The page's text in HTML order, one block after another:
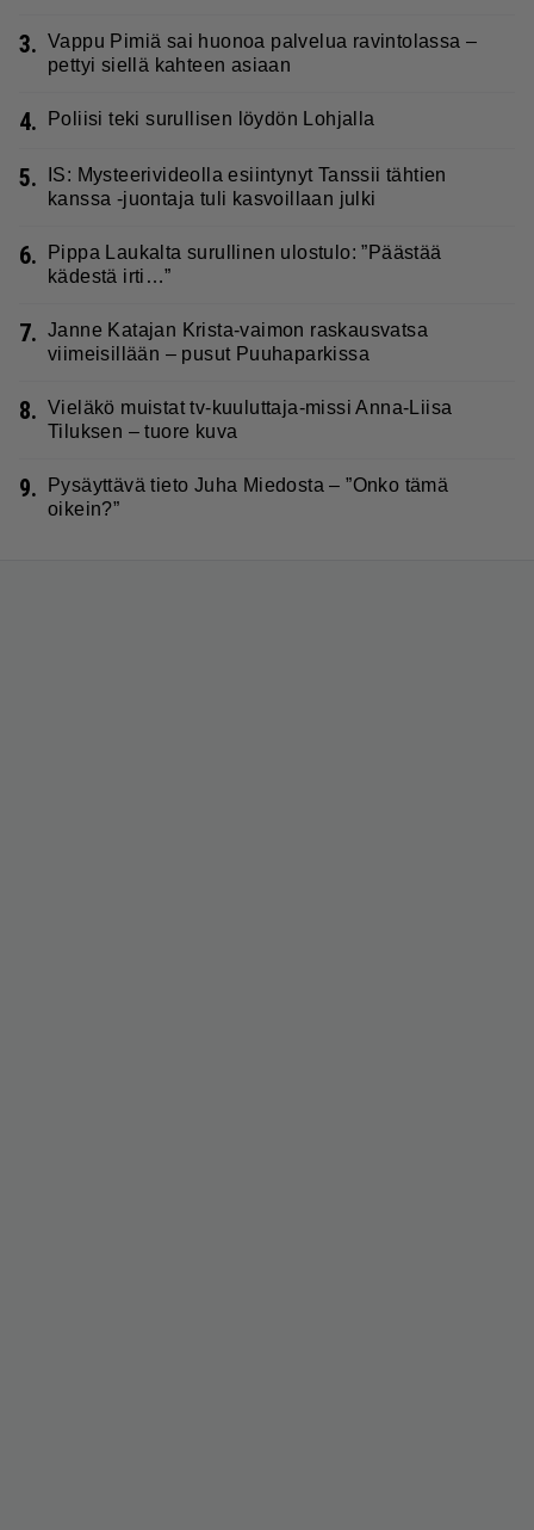
3. Vappu Pimiä sai huonoa palvelua ravintolassa –
pettyi siellä kahteen asiaan
4. Poliisi teki surullisen löydön Lohjalla
5.
IS: Mysteerivideolla esiintynyt Tanssii tähtien
kanssa -juontaja tuli kasvoillaan julki
6.
Pippa Laukalta surullinen ulostulo: ”Päästää
kädestä irti…”
7. Janne Katajan Krista-vaimon raskausvatsa
viimeisillään – pusut Puuhaparkissa
8. Vieläkö muistat tv-kuuluttaja-missi Anna-Liisa
Tiluksen – tuore kuva
9.
Pysäyttävä tieto Juha Miedosta – ”Onko tämä
oikein?”